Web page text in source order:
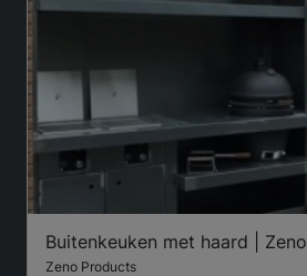
Buitenkeuken met haard | Zeno
Zeno Products